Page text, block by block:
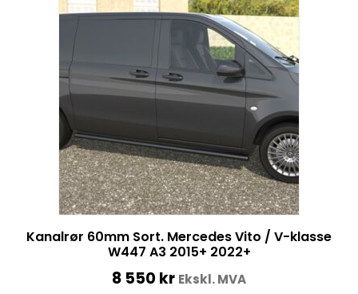
Kanalrør 60mm Sort. Mercedes Vito / V-klasse
W447 A3 2015+ 2022+
8 550 kr Ekskl. MVA